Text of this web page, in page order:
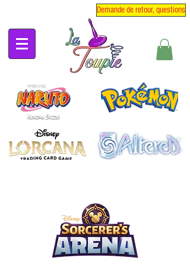
Demande de retour, questions